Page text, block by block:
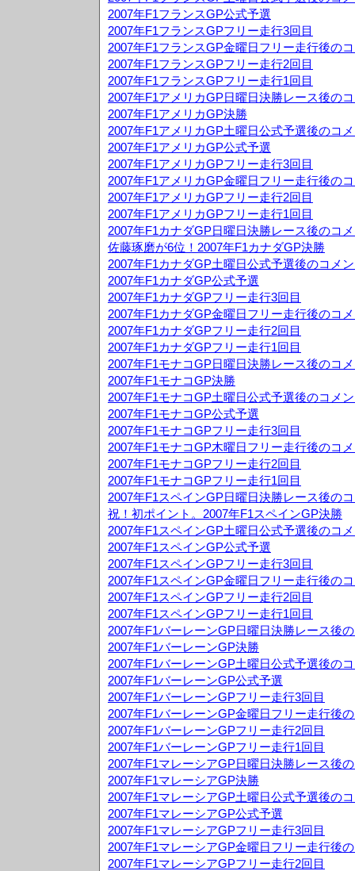
2007年F1フランスGP公式予選
2007年F1フランスGPフリー走行3回目
2007年F1フランスGP金曜日フリー走行後の
2007年F1フランスGPフリー走行2回目
2007年F1フランスGPフリー走行1回目
2007年F1アメリカGP日曜日決勝レース後の
2007年F1アメリカGP決勝
2007年F1アメリカGP土曜日公式予選後のコ
2007年F1アメリカGP公式予選
2007年F1アメリカGPフリー走行3回目
2007年F1アメリカGP金曜日フリー走行後の
2007年F1アメリカGPフリー走行2回目
2007年F1アメリカGPフリー走行1回目
2007年F1カナダGP日曜日決勝レース後のコ
佐藤琢磨が6位！2007年F1カナダGP決勝
2007年F1カナダGP土曜日公式予選後のコメ
2007年F1カナダGP公式予選
2007年F1カナダGPフリー走行3回目
2007年F1カナダGP金曜日フリー走行後のコ
2007年F1カナダGPフリー走行2回目
2007年F1カナダGPフリー走行1回目
2007年F1モナコGP日曜日決勝レース後のコ
2007年F1モナコGP決勝
2007年F1モナコGP土曜日公式予選後のコメ
2007年F1モナコGP公式予選
2007年F1モナコGPフリー走行3回目
2007年F1モナコGP木曜日フリー走行後のコ
2007年F1モナコGPフリー走行2回目
2007年F1モナコGPフリー走行1回目
2007年F1スペインGP日曜日決勝レース後の
祝！初ポイント。2007年F1スペインGP決勝
2007年F1スペインGP土曜日公式予選後のコ
2007年F1スペインGP公式予選
2007年F1スペインGPフリー走行3回目
2007年F1スペインGP金曜日フリー走行後の
2007年F1スペインGPフリー走行2回目
2007年F1スペインGPフリー走行1回目
2007年F1バーレーンGP日曜日決勝レース後
2007年F1バーレーンGP決勝
2007年F1バーレーンGP土曜日公式予選後の
2007年F1バーレーンGP公式予選
2007年F1バーレーンGPフリー走行3回目
2007年F1バーレーンGP金曜日フリー走行後
2007年F1バーレーンGPフリー走行2回目
2007年F1バーレーンGPフリー走行1回目
2007年F1マレーシアGP日曜日決勝レース後
2007年F1マレーシアGP決勝
2007年F1マレーシアGP土曜日公式予選後の
2007年F1マレーシアGP公式予選
2007年F1マレーシアGPフリー走行3回目
2007年F1マレーシアGP金曜日フリー走行後
2007年F1マレーシアGPフリー走行2回目